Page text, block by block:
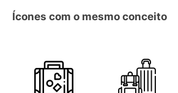
Ícones com o mesmo conceito